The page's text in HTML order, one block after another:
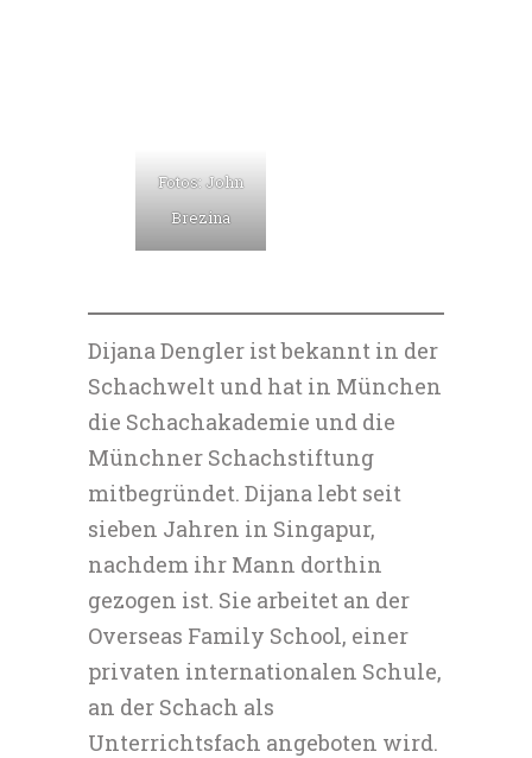
Fotos: John
Brezina
Dijana Dengler ist bekannt in der
Schachwelt und hat in München
die Schachakademie und die
Münchner Schachstiftung
mitbegründet. Dijana lebt seit
sieben Jahren in Singapur,
nachdem ihr Mann dorthin
gezogen ist. Sie arbeitet an der
Overseas Family School, einer
privaten internationalen Schule,
an der Schach als
Unterrichtsfach angeboten wird.